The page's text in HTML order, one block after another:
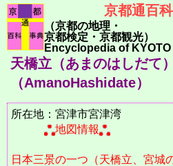
京都通百
（京都の地理・
京都検定・京都観光）
Encyclopedia of KYOTO
天橋立（あまのはしだて）
（AmanoHashidate）
所在地：宮津市宮津湾
地図情報
日本三景の一つ（天橋立、宮城